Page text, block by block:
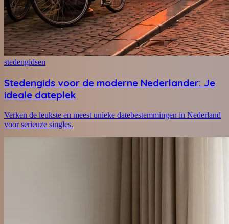
stedengidsen
Stedengids voor de moderne Nederlander: Je
ideale dateplek
Verken de leukste en meest unieke datebestemmingen in Nederland
voor serieuze singles.